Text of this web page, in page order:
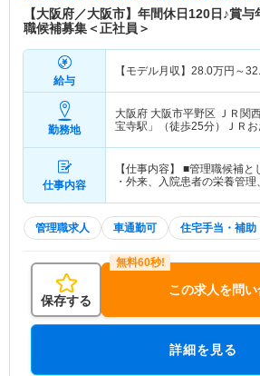
【大阪府／大阪市】年間休日120日♪賞
職候補募集＜正社員＞
給与
【モデル月収】 28.0万円～
勤務地
大阪府 大阪市平野区 ＪＲ関
宝寺駅」（徒歩25分）ＪＲ
仕事内容
【仕事内容】 ■管理職候補
・外来、入院患者の栄養管
管理職求人 車通勤可 住宅手当・補助
保存する
この求人を問
詳細を見る